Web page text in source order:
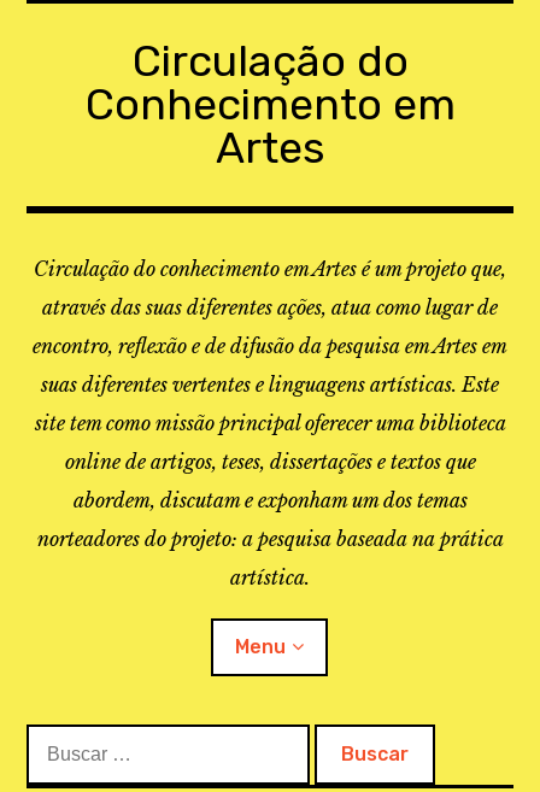
Circulação do
Conhecimento em
Artes
Circulação do conhecimento em Artes é um projeto que,
através das suas diferentes ações, atua como lugar de
encontro, reflexão e de difusão da pesquisa em Artes em
suas diferentes vertentes e linguagens artísticas. Este
site tem como missão principal oferecer uma biblioteca
online de artigos, teses, dissertações e textos que
abordem, discutam e exponham um dos temas
norteadores do projeto: a pesquisa baseada na prática
artística.
Menu
O PROJETO